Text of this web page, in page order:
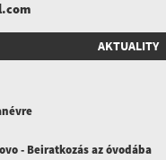
AKTUALITY
- Beiratkozás az óvodába